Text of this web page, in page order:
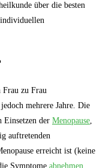
über die⁣ besten
‍Frau zu Frau
mehrere Jahre. Die
Einsetzen der Menopause,
auftretenden
erreicht ist (keine
Symptome abnehmen